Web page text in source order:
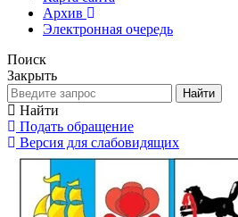
Архив
Электронная очередь
Поиск
Закрыть
Найти
Найти
Подать обращение
Версия для слабовидящих